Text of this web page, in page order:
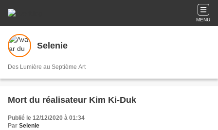
MENU
Selenie
Des Lumière au Septième Art
Mort du réalisateur Kim Ki-Duk
Publié le 12/12/2020 à 01:34
Par Selenie